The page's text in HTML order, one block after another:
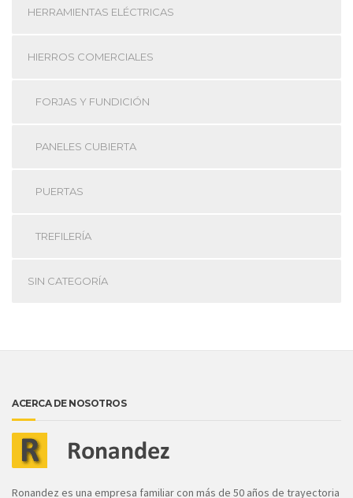
HERRAMIENTAS ELÉCTRICAS
HIERROS COMERCIALES
FORJAS Y FUNDICIÓN
PANELES CUBIERTA
PUERTAS
TREFILERÍA
SIN CATEGORÍA
ACERCA DE NOSOTROS
Ronandez es una empresa familiar con más de 50 años de trayectoria